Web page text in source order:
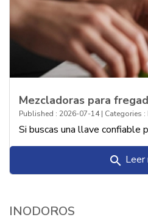
Published : 2026-07-14 | Categories :
search Leer
INODOROS